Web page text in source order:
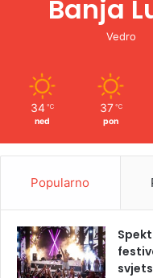
Banja
Vedro
34 ℃
ned
37 ℃
pon
Popularno